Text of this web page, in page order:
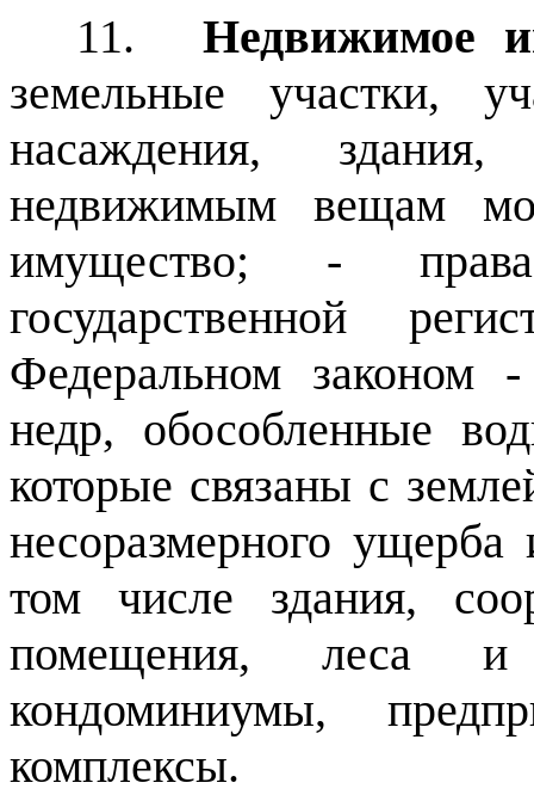
11.
Недвижимое
земельные участки,
насаждения,
недвижимым вещам
имущество; -
государственной
Федеральном законом
недр, обособленные
которые связаны с
несоразмерного
том числе здания,
помещения, леса и
кондоминиумы,
комплексы.